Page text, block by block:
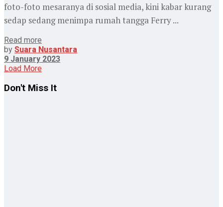
foto-foto mesaranya di sosial media, kini kabar kurang
sedap sedang menimpa rumah tangga Ferry ...
Read more
by Suara Nusantara
9 January 2023
Load More
Don't Miss It